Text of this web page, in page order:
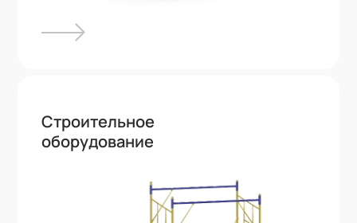
Строительное
оборудование